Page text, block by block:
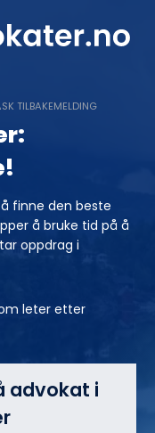
TILBAKEMELDING
finne den beste
å bruke tid på å
oppdrag i
leter etter
advokat i